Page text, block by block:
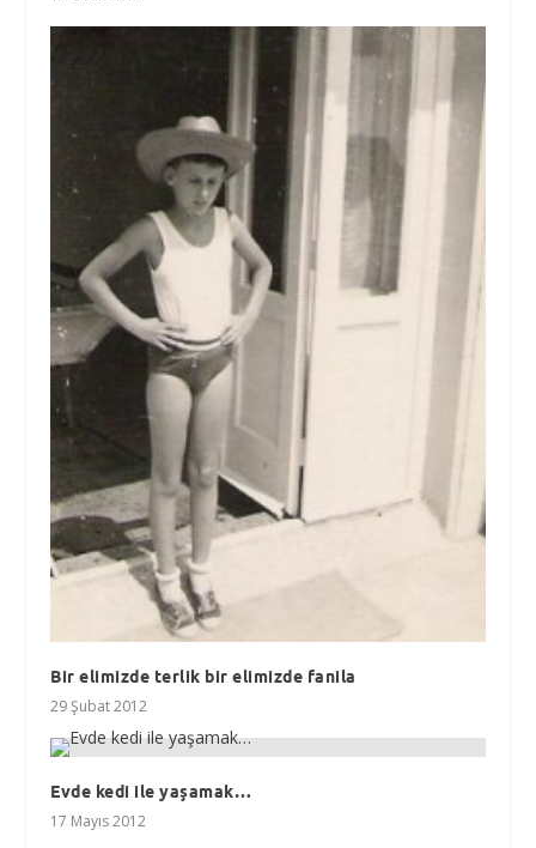
Bir elimizde terlik bir elimizde fanila
29 Şubat 2012
Evde kedi ile yaşamak…
17 Mayıs 2012